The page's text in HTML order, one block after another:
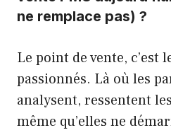
ne remplace pas) ?
Le point de vente, c’est
passionnés. Là où les
analysent, ressentent
même qu’elles ne